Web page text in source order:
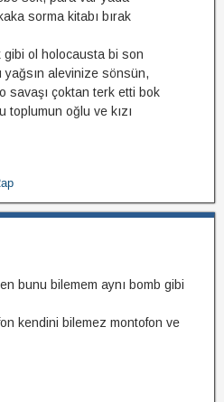
sorma kitabı bırak
ol holocausta bi son
alevinize sönsün,
savaşı çoktan terk etti bok
toplumun oğlu ve kızı
bunu bilemem aynı bomb gibi
kendini bilemez montofon ve